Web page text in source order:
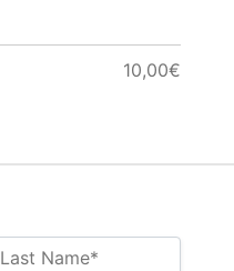
Last Name*
10,00€